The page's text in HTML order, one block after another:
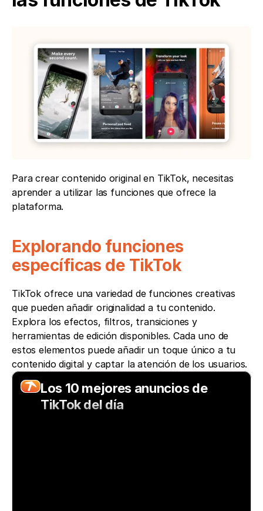
Para crear contenido original en TikTok, necesitas
aprender a utilizar las funciones que ofrece la
plataforma.
Explorando funciones
específicas de TikTok
TikTok ofrece una variedad de funciones creativas
que pueden añadir originalidad a tu contenido.
Explora los efectos, filtros, transiciones y
herramientas de edición disponibles. Cada uno de
estos elementos puede añadir un toque único a tu
contenido digital y captar la atención de los usuarios.
Los 10 mejores anuncios de
TikTok del día